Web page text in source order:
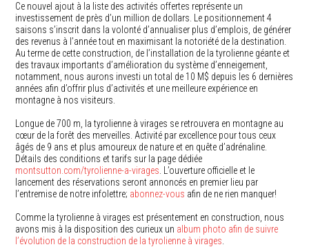
Ce nouvel ajout à la liste des activités offertes représente un
investissement de près d’un million de dollars. Le positionnement 4
saisons s’inscrit dans la volonté d’annualiser plus d’emplois, de générer
des revenus à l’année tout en maximisant la notoriété de la destination.
Au terme de cette construction, de l’installation de la tyrolienne géante et
des travaux importants d’amélioration du système d’enneigement,
notamment, nous aurons investi un total de 10 M$ depuis les 6 dernières
années afin d’offrir plus d’activités et une meilleure expérience en
montagne à nos visiteurs.
Longue de 700 m, la tyrolienne à virages se retrouvera en montagne au
cœur de la forêt des merveilles. Activité par excellence pour tous ceux
âgés de 9 ans et plus amoureux de nature et en quête d’adrénaline.
Détails des conditions et tarifs sur la page dédiée
montsutton.com/tyrolienne-a-virages . L’ouverture officielle et le
lancement des réservations seront annoncés en premier lieu par
l’entremise de notre infolettre; abonnez-vous afin de ne rien manquer!
Comme la tyrolienne à virages est présentement en construction, nous
avons mis à la disposition des curieux un album photo afin de suivre
l’évolution de la construction de la tyrolienne à virages